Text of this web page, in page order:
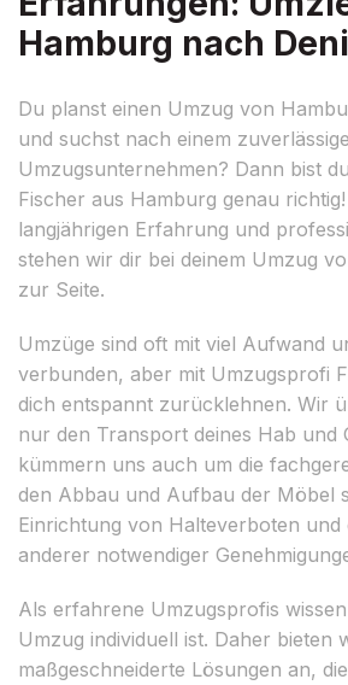
Hamburg nach
Du planst einen Umzug von
und suchst nach einem
Umzugsunternehmen? Dann bist
Fischer aus Hamburg genau
langjährigen Erfahrung und
stehen wir dir bei deinem Umzug
zur Seite.
Umzüge sind oft mit viel Aufwand
verbunden, aber mit Umzugsprofi
dich entspannt zurücklehnen. Wir
nur den Transport deines Hab und
kümmern uns auch um die
den Abbau und Aufbau der Möbel
Einrichtung von Halteverboten und
anderer notwendiger
Als erfahrene Umzugsprofis
Umzug individuell ist. Daher bieten
maßgeschneiderte Lösungen an,